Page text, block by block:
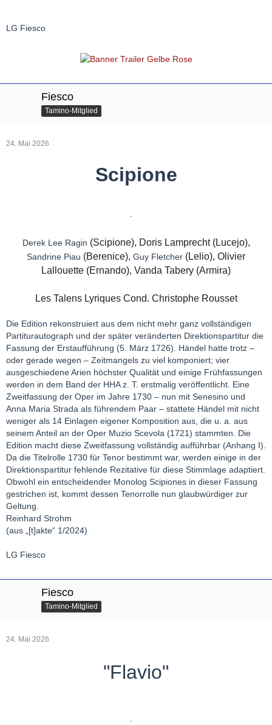
LG Fiesco
Fiesco
Tamino-Mitglied
24. Mai 2026
Scipione
Derek Lee Ragin (Scipione), Doris Lamprecht (Lucejo),
Sandrine Piau (Berenice), Guy Fletcher (Lelio), Olivier
Lallouette (Ernando), Vanda Tabery (Armira)
Les Talens Lyriques Cond. Christophe Rousset
Die Edition rekonstruiert aus dem nicht mehr ganz vollständigen
Partiturautograph und der später veränderten Direktionspartitur die
Fassung der Erstaufführung (5. März 1726). Händel hatte trotz –
oder gerade wegen – Zeitmangels zu viel komponiert; vier
ausgeschiedene Arien höchster Qualität und einige Frühfassungen
werden in dem Band der HHA z. T. erstmalig veröffentlicht. Eine
Zweitfassung der Oper im Jahre 1730 – nun mit Senesino und
Anna Maria Strada als führendem Paar – stattete Händel mit nicht
weniger als 14 Einlagen eigener Komposition aus, die u. a. aus
seinem Anteil an der Oper Muzio Scevola (1721) stammten. Die
Edition macht diese Zweitfassung vollständig aufführbar (Anhang I).
Da die Titelrolle 1730 für Tenor bestimmt war, werden einige in der
Direktionspartitur fehlende Rezitative für diese Stimmlage adaptiert.
Obwohl ein entscheidender Monolog Scipiones in dieser Fassung
gestrichen ist, kommt dessen Tenorrolle nun glaubwürdiger zur
Geltung.
Reinhard Strohm
(aus „[t]akte“ 1/2024)
LG Fiesco
Fiesco
Tamino-Mitglied
24. Mai 2026
"Flavio"